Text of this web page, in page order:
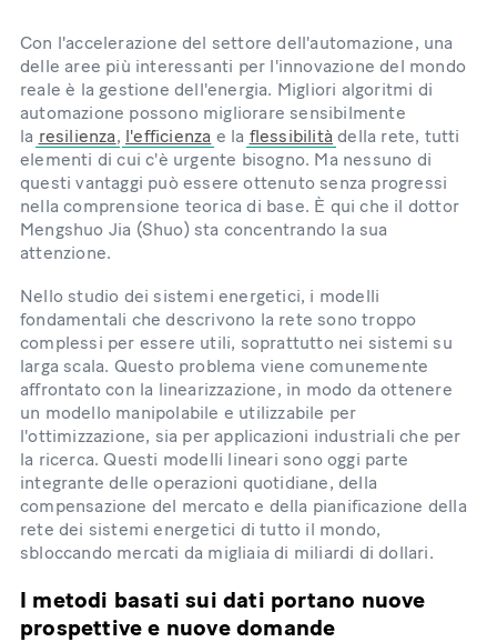
Con l'accelerazione del settore dell'automazione, una
delle aree più interessanti per l'innovazione del mondo
reale è la gestione dell'energia. Migliori algoritmi di
automazione possono migliorare sensibilmente
la resilienza, l'efficienza e la flessibilità della rete, tutti
elementi di cui c'è urgente bisogno. Ma nessuno di
questi vantaggi può essere ottenuto senza progressi
nella comprensione teorica di base. È qui che il dottor
Mengshuo Jia (Shuo) sta concentrando la sua
attenzione.
Nello studio dei sistemi energetici, i modelli
fondamentali che descrivono la rete sono troppo
complessi per essere utili, soprattutto nei sistemi su
larga scala. Questo problema viene comunemente
affrontato con la linearizzazione, in modo da ottenere
un modello manipolabile e utilizzabile per
l'ottimizzazione, sia per applicazioni industriali che per
la ricerca. Questi modelli lineari sono oggi parte
integrante delle operazioni quotidiane, della
compensazione del mercato e della pianificazione della
rete dei sistemi energetici di tutto il mondo,
sbloccando mercati da migliaia di miliardi di dollari.
I metodi basati sui dati portano nuove
prospettive e nuove domande